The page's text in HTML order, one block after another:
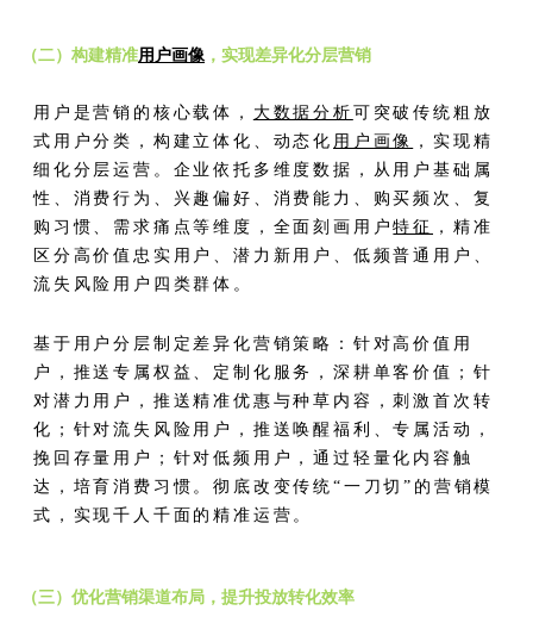
（二）构建精准用户画像，实现差异化分层营销
用户是营销的核心载体， 大数据分析 可突破传统粗放
式用户分类，构建立体化、动态化 用户画像 ，实现精
细化分层运营。企业依托多维度数据，从用户基础属
性、消费行为、兴趣偏好、消费能力、购买频次、复
购习惯、需求痛点等维度，全面刻画用户特征
，精准
区分高价值忠实用户、潜力新用户、低频普通用户、
流失风险用户四类群体。
基于用户分层制定差异化营销策略：针对高价值用
户，推送专属权益、定制化服务，深耕单客价值；针
对潜力用户，推送精准优惠与种草内容，刺激首次转
化；针对流失风险用户，推送唤醒福利、专属活动，
挽回存量用户；针对低频用户，通过轻量化内容触
达，培育消费习惯。彻底改变传统“一刀切”的营销模
式，实现千人千面的精准运营。
（三）优化营销渠道布局，提升投放转化效率